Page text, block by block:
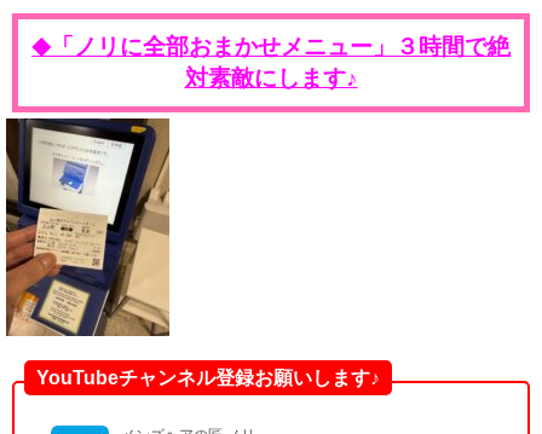
◆
「ノリに全部おまかせメニュー」３時間で絶
対素敵にします♪
YouTubeチャンネル登録お願いします♪